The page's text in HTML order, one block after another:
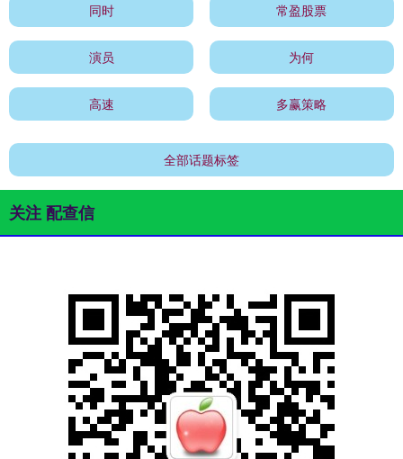
同时 常盈股票
演员 为何
高速 多赢策略
全部话题标签
关注 配查信